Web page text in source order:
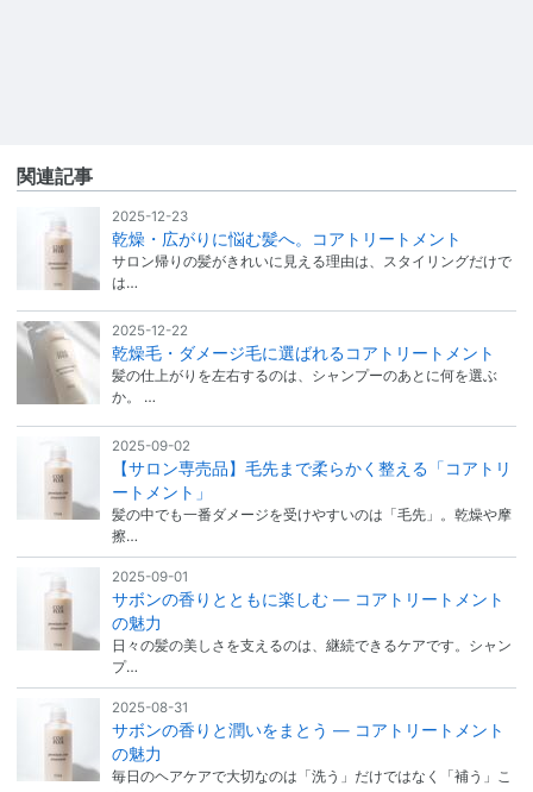
関連記事
2025-12-23
乾燥・広がりに悩む髪へ。コアトリートメント
サロン帰りの髪がきれいに見える理由は、スタイリングだけで
は…
2025-12-22
乾燥毛・ダメージ毛に選ばれるコアトリートメント
髪の仕上がりを左右するのは、シャンプーのあとに何を選ぶ
か。 …
2025-09-02
【サロン専売品】毛先まで柔らかく整える「コアトリ
ートメント」
髪の中でも一番ダメージを受けやすいのは「毛先」。乾燥や摩
擦…
2025-09-01
サボンの香りとともに楽しむ ― コアトリートメント
の魅力
日々の髪の美しさを支えるのは、継続できるケアです。シャン
プ…
2025-08-31
サボンの香りと潤いをまとう ― コアトリートメント
の魅力
毎日のヘアケアで大切なのは「洗う」だけではなく「補う」こ